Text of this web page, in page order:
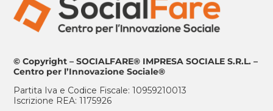
© Copyright – SOCIALFARE® IMPRESA SOCIALE S.R.L. –
Centro per l’Innovazione Sociale®
Partita Iva e Codice Fiscale: 10959210013
Iscrizione REA: 1175926